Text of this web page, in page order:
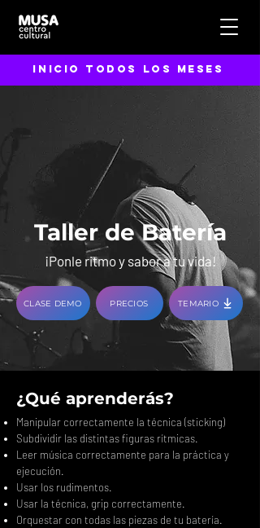
inicio todos los meses
Taller de Batería
¡Ponle ritmo y sabor a tu vida!
CLASE DEMO PRECIOS TEMARIO
¿Qué aprenderás?
Manipular correctamente la técnica (sticking)
Subdividir las distintas figuras rítmicas.
Leer música correctamente para la práctica y
ejecución.
Usar los rudimentos.
Usar la técnica, grip correctamente.
Orquestar con todas las piezas de tu batería.